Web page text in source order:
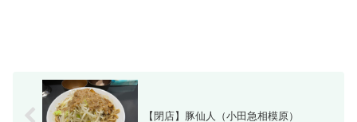
【閉店】豚仙人（小田急相模原）